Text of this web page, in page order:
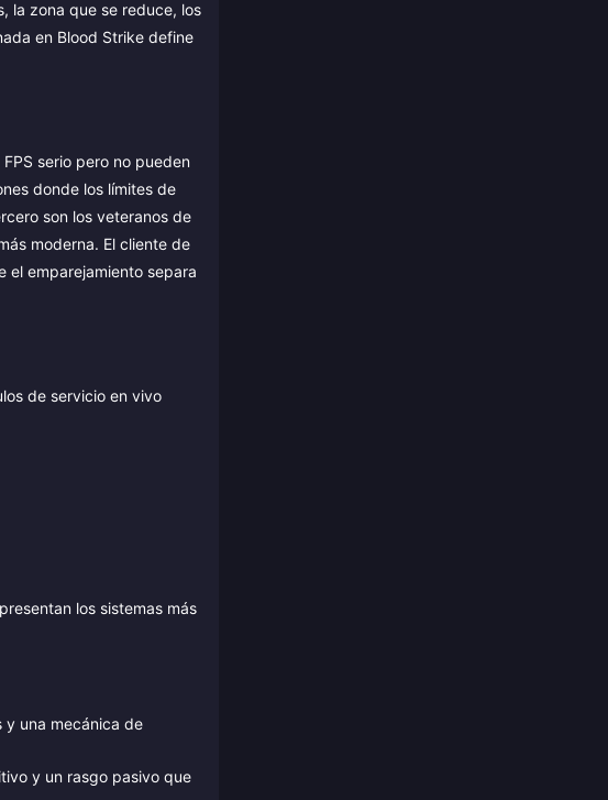
la zona que se reduce, los
en Blood Strike define
serio pero no pueden
donde los límites de
son los veteranos de
moderna. El cliente de
el emparejamiento separa
de servicio en vivo
los sistemas más
una mecánica de
y un rasgo pasivo que